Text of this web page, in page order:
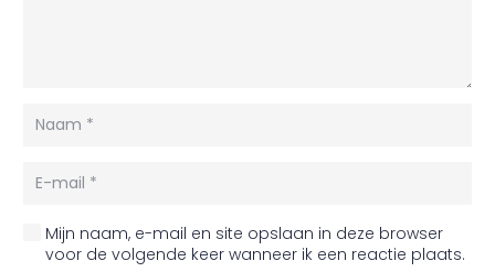
Mijn naam, e-mail en site opslaan in deze browser
voor de volgende keer wanneer ik een reactie plaats.